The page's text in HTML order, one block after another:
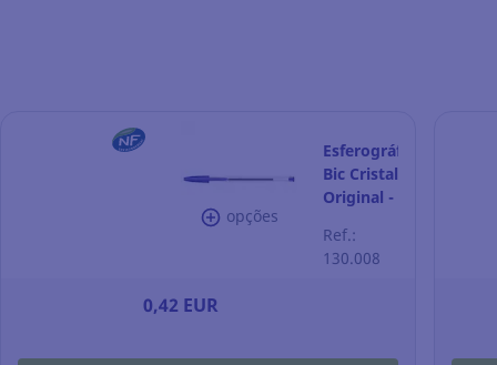
opções
Esferográfica
Bic Cristal
Original -
Ref.:
130.008
0,42 EUR